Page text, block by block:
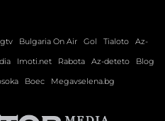
Bulgaria On Air Gol Tialoto
Az-
Imoti.net Rabota Az-deteto
Blog
Boec Megavselena.bg